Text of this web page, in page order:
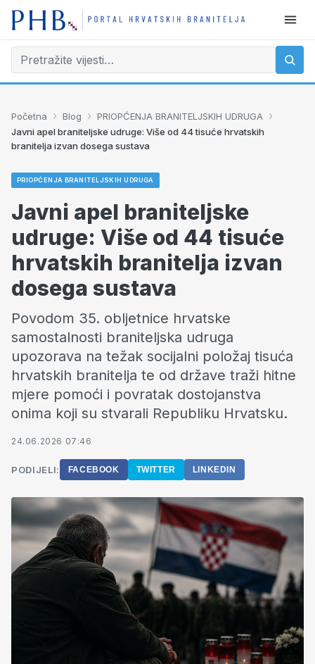
Početna › Blog › PRIOPĆENJA BRANITELJSKIH UDRUGA ›
Javni apel braniteljske udruge: Više od 44 tisuće hrvatskih
branitelja izvan dosega sustava
PRIOPĆENJA BRANITELJSKIH UDRUGA
Javni apel braniteljske
udruge: Više od 44 tisuće
hrvatskih branitelja izvan
dosega sustava
Povodom 35. obljetnice hrvatske
samostalnosti braniteljska udruga
upozorava na težak socijalni položaj tisuća
hrvatskih branitelja te od države traži hitne
mjere pomoći i povratak dostojanstva
onima koji su stvarali Republiku Hrvatsku.
24.06.2026 07:46
PODIJELI: FACEBOOK TWITTER LINKEDIN